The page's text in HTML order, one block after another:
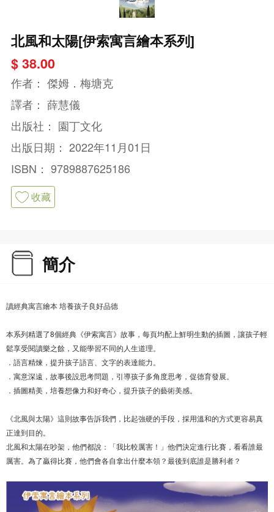
北風和太陽[伊索寓言繪本系列]
$ 38.00
作者： 傑姆．梅塘克
譯者： 薛慧儀
出版社： 園丁文化
出版日期： 2022年11月01日
ISBN： 9789887625186
收藏
簡介
讀經典寓言繪本 培養孩子良好品德
本系列精選了8個經典《伊索寓言》故事，每頁均配上鮮明生動的插圖，讓孩子輕
鬆享受閱讀樂之餘，又能學習不同的人生道理。
．語言精煉，提升孩子語言、文字的表達能力。
．寓意深遠，故事後設思考問題，引導孩子多角度思考，促德育發展。
．插圖精美，培養想像力和好奇心，提升孩子的藝術美感。
《北風與太陽》這則故事告訴我們，比起強硬的手段，採用溫和的方式更容易真
正達到目的。
北風和太陽在吵架，他們都說：「我比較厲害！」他們決定進行比賽，看看誰最
厲害。為了贏得比賽，他們會各自拿出什麼本領？最後到底誰是勝利者？